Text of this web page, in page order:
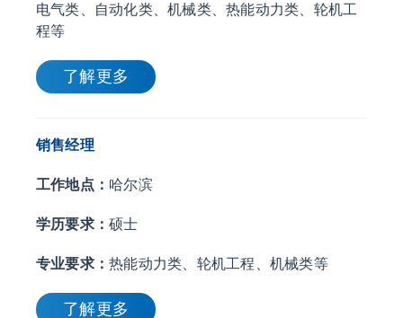
电气类、自动化类、机械类、热能动力类、轮机工
程等
了解更多
销售经理
工作地点： 哈尔滨
学历要求：硕士
专业要求：热能动力类、轮机工程、机械类等
了解更多